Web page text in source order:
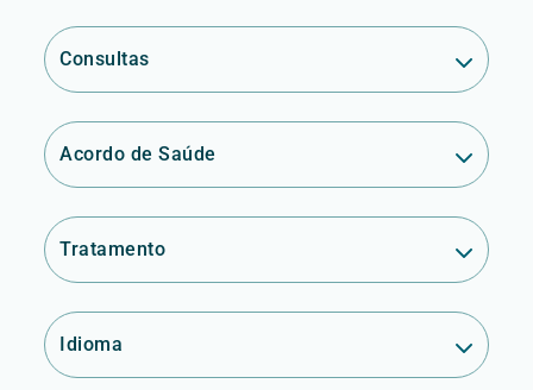
Consultas
Acordo de Saúde
Tratamento
Idioma